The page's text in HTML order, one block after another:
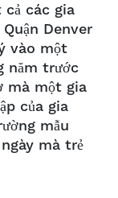
các gia
Denver
vào một
năm trước
mà một gia
của gia
mẫu
mà trẻ